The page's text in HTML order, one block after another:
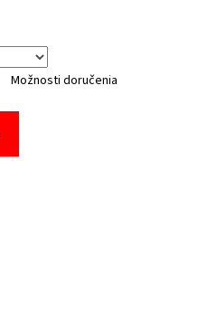
Možnosti doručenia